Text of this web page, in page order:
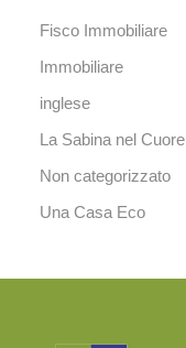
Fisco Immobiliare
Immobiliare
inglese
La Sabina nel Cuore
Non categorizzato
Una Casa Eco